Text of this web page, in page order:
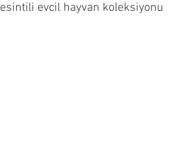
esintili evcil hayvan koleksiyonu